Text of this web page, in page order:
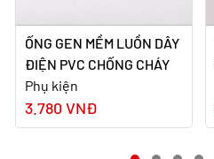
ỐNG GEN MỀM LUỒN DÂY
ĐIỆN PVC CHỐNG CHÁY
Phụ kiện
3.780 VNĐ